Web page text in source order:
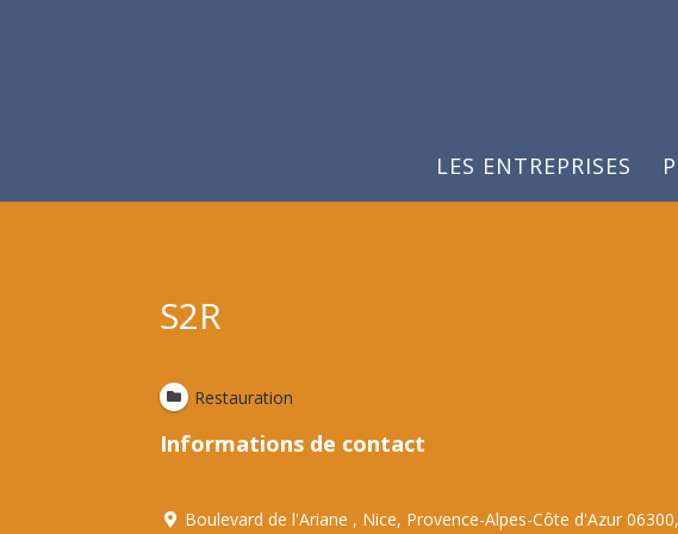
LES ENTREPRISES
S2R
Restauration
Informations de contact
Boulevard de l'Ariane , Nice, Provence-Alpes-Côte d'Azur